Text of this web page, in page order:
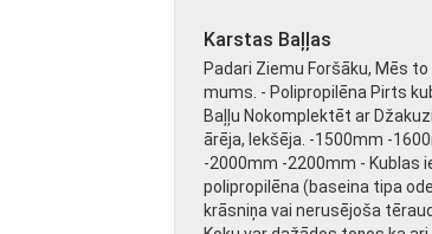
Karstas Baļļas
Padari Ziemu Foršāku, Mēs
mums. - Polipropilēna Pirts
Baļļu Nokomplektēt ar
ārēja, Iekšēja. -1500mm -
-2000mm -2200mm - Kublas
polipropilēna (baseina tipa
krāsniņa vai nerusējoša